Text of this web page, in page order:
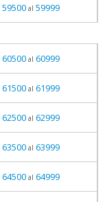
59500al 59999
60500al 60999
61500al 61999
62500al 62999
63500al 63999
64500al 64999